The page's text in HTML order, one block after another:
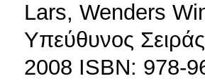
Lars, Wenders
Υπεύθυνος
2008 ISBN: 978-